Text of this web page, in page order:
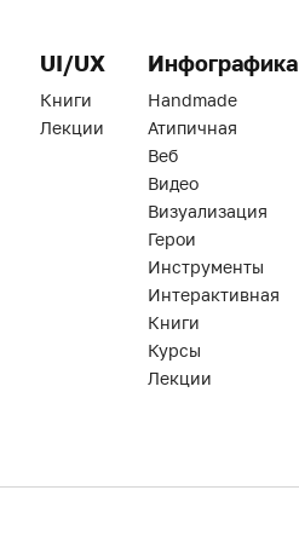
UI/UX
Книги
Лекции
Инфографика
Handmade
Атипичная
Веб
Видео
Визуализация
Герои
Инструменты
Интерактивная
Книги
Курсы
Лекции